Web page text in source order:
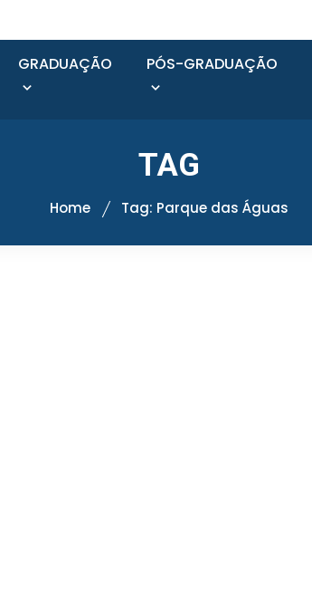
GRADUAÇÃO PÓS-GRADUAÇÃO
TAG
Home Tag: Parque das Águas